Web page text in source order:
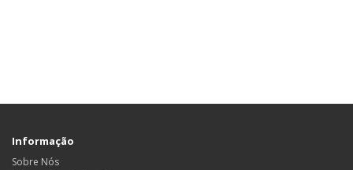
Informação
Sobre Nós